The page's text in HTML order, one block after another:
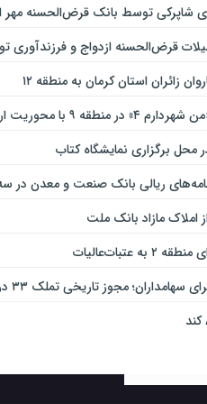
شاپرکی توسط بانک قرض‌الحسنه مهر
زائران استان کرمان به منطقه ۱۲
ایمنی و تسهیل تردد
محل برگزاری نمایشگاه کتاب
تاریخی تملک ۳۳ درصدی بانک اقتصاد نوین اخذ شد
کند